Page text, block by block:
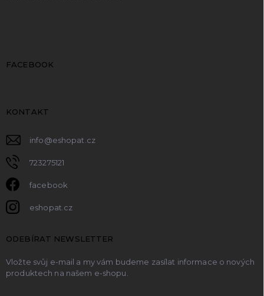
FACEBOOK
KONTAKT
info@eshopat.cz
723275121
facebook
eshopat.cz
ODEBÍRAT NEWSLETTER
Vložte svůj e-mail a my vám budeme zasílat informace o nových
produktech na našem e-shopu.